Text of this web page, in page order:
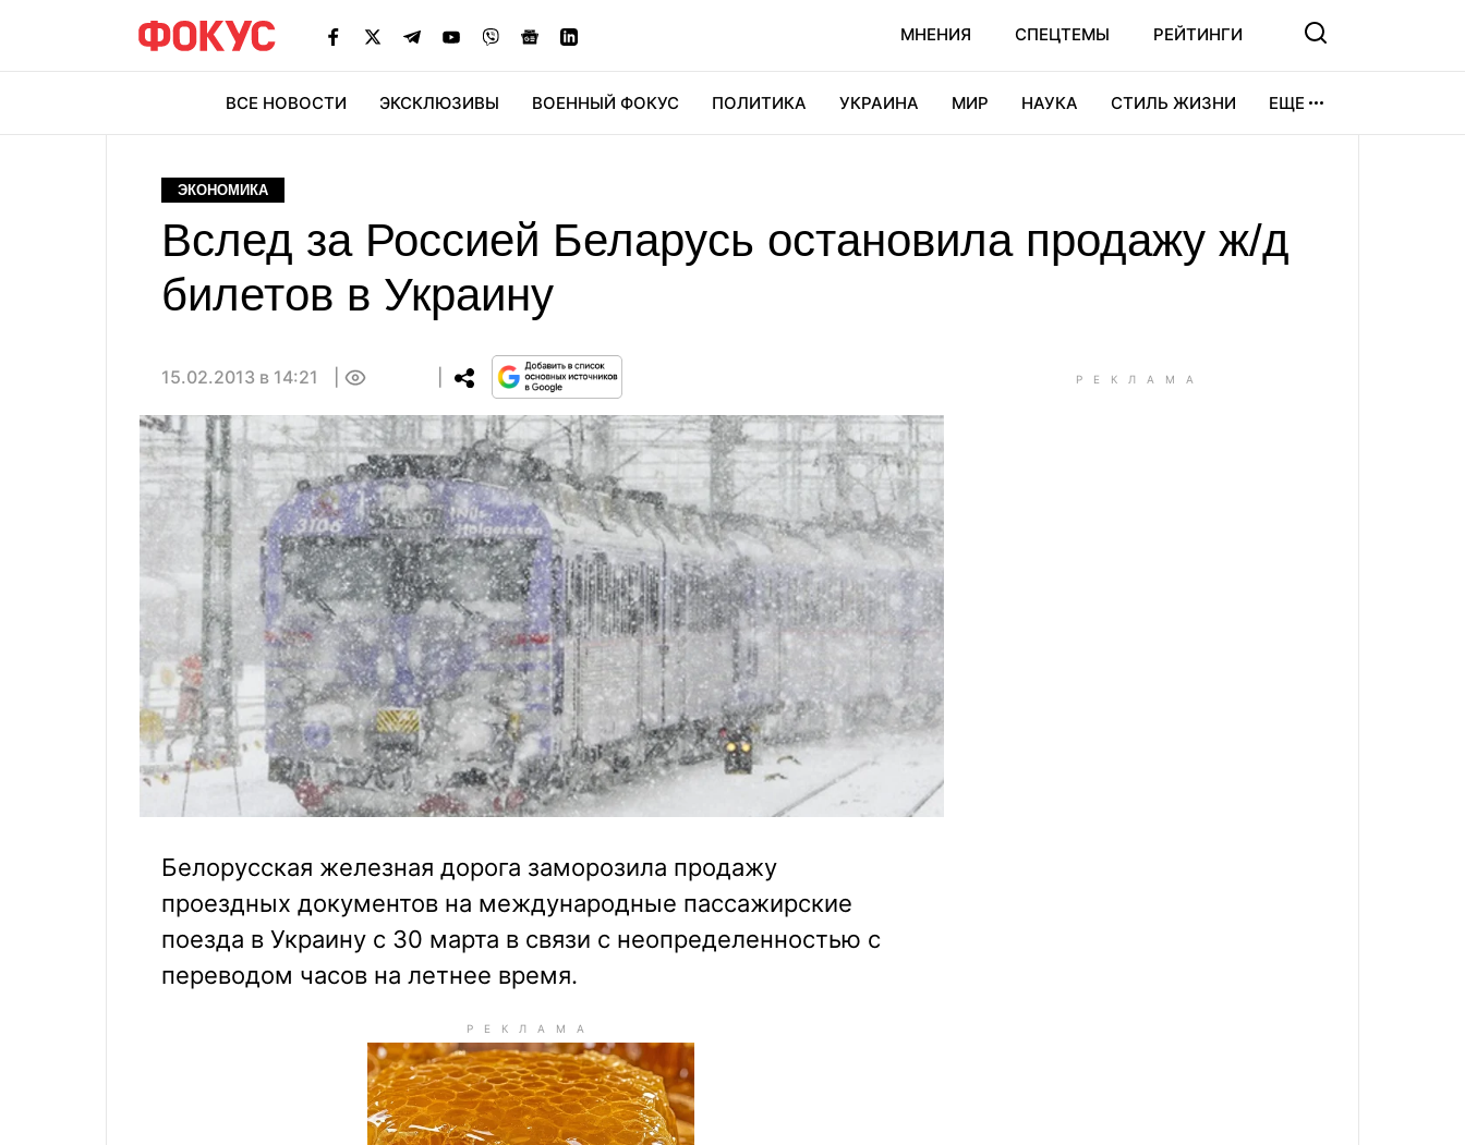
МНЕНИЯ СПЕЦТЕМЫ РЕЙТИНГИ
ВСЕ НОВОСТИ ЭКСКЛЮЗИВЫ ВОЕННЫЙ ФОКУС ПОЛИТИКА УКРАИНА МИР НАУКА СТИЛЬ ЖИЗНИ ЕЩЕ
ЭКОНОМИКА
Вслед за Россией Беларусь остановила продажу ж/д
билетов в Украину
15.02.2013 в 14:21
Белорусская железная дорога заморозила продажу
проездных документов на международные пассажирские
поезда в Украину с 30 марта в связи с неопределенностью с
переводом часов на летнее время.